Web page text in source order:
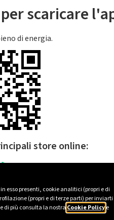
esso presenti, cookie analitici (propri e di
(propri e di terze parti) per inviarti
di più consulta la nostra Cookie Policye
scaricare
di energia.
store online: